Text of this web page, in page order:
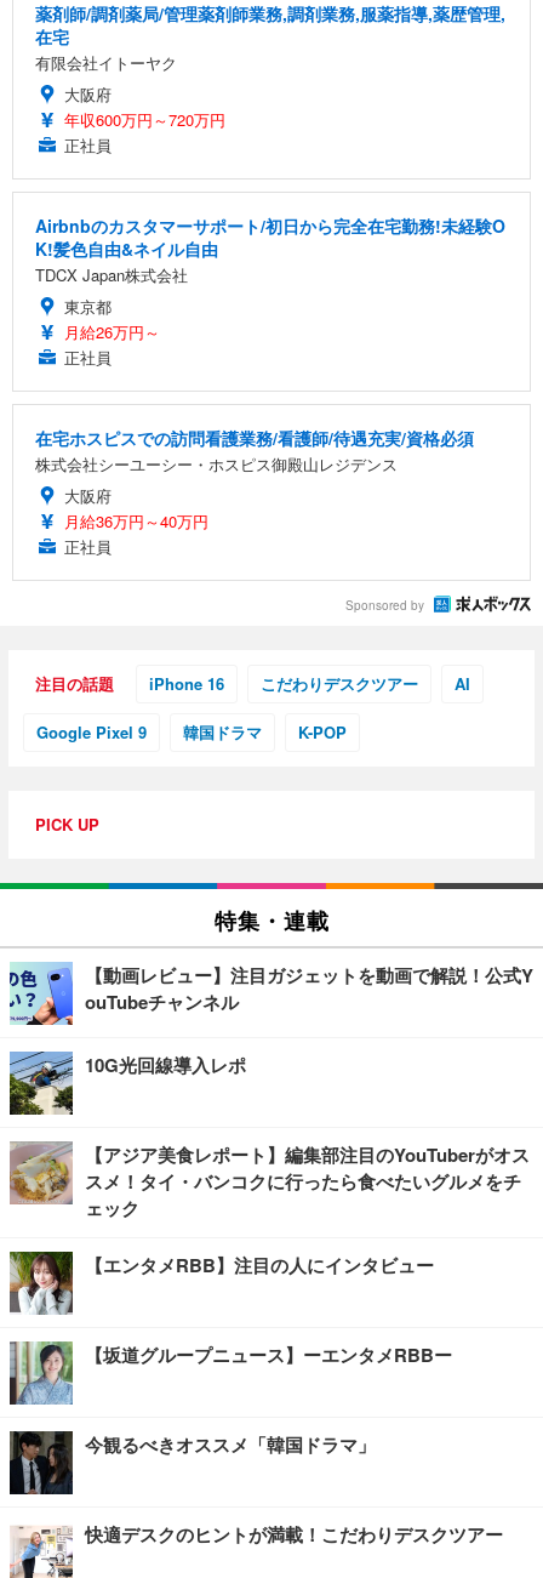
薬剤師/調剤薬局/管理薬剤師業務,調剤業務,服薬指導,薬歴管理,
在宅
有限会社イトーヤク
大阪府
年収600万円～720万円
正社員
Airbnbのカスタマーサポート/初日から完全在宅勤務!未経験O
K!髪色自由&ネイル自由
TDCX Japan株式会社
東京都
月給26万円～
正社員
在宅ホスピスでの訪問看護業務/看護師/待遇充実/資格必須
株式会社シーユーシー・ホスピス御殿山レジデンス
大阪府
月給36万円～40万円
正社員
Sponsored by
注目の話題 iPhone 16 こだわりデスクツアー AI
Google Pixel 9 韓国ドラマ K-POP
PICK UP
特集・連載
【動画レビュー】注目ガジェットを動画で解説！公式Y
ouTubeチャンネル
10G光回線導入レポ
【アジア美食レポート】編集部注目のYouTuberがオス
スメ！タイ・バンコクに行ったら食べたいグルメをチ
ェック
【エンタメRBB】注目の人にインタビュー
【坂道グループニュース】ーエンタメRBBー
今観るべきオススメ「韓国ドラマ」
快適デスクのヒントが満載！こだわりデスクツアー